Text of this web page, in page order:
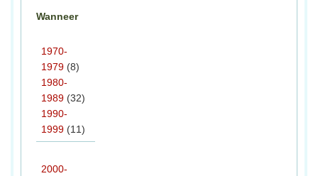
Wanneer
1970-
1979 (8)
1980-
1989 (32)
1990-
1999 (11)
2000-